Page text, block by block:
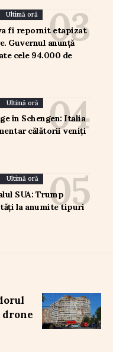
Ultimă oră
fi repornit etapizat
Guvernul anunță
cele 94.000 de
Ultimă oră
în Schengen: Italia
călătorii veniți
Ultimă oră
SUA: Trump
la anumite tipuri
drone